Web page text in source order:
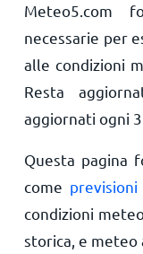
Meteo5.com
necessarie per
alle condizioni
Resta
aggiornati ogni 3
Questa pagina
come
condizioni
storica, e